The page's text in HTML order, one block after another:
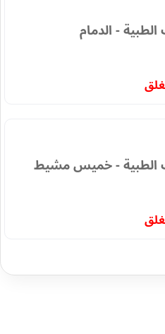
- الدمام
الطبية - خميس مشيط